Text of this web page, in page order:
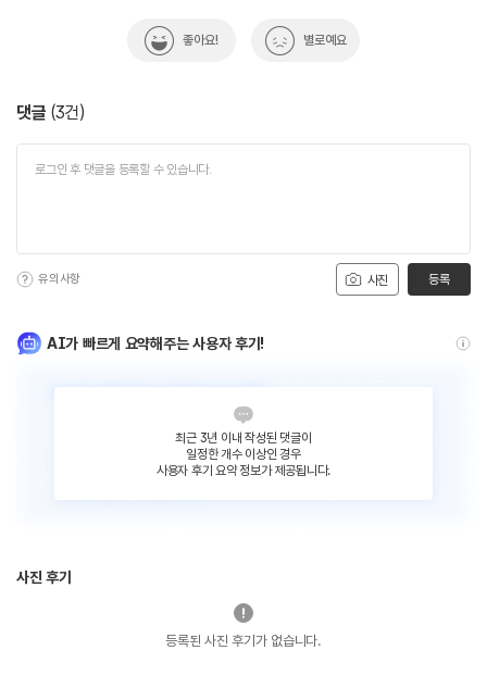
좋아요! 별로예요
댓글 (3건)
사진
유의사항 등록
AI가 빠르게 요약해주는 사용자 후기!
최근 3년 이내 작성된 댓글이
일정한 개수 이상인 경우
사용자 후기 요약 정보가 제공됩니다.
사진 후기
등록된 사진 후기가 없습니다.